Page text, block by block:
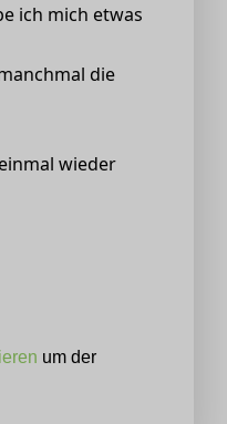
ich mich etwas
die
wieder
um der